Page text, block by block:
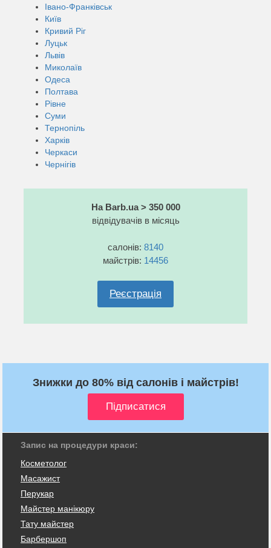
Івано-Франківськ
Київ
Кривий Ріг
Луцьк
Львів
Миколаїв
Одеса
Полтава
Рівне
Суми
Тернопіль
Харків
Черкаси
Чернігів
На Barb.ua > 350 000
відвідувачів в місяць
салонів: 8140
майстрів: 14456
Реєстрація
Знижки до 80% від салонів і майстрів!
Запис на процедури краси:
Косметолог
Масажист
Перукар
Майстер манікюру
Тату майстер
Барбершоп